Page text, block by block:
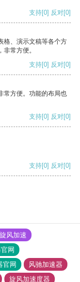
支持[0] 反对[0]
格、演示文稿等各个方
常方便。
支持[0] 反对[0]
常方便。功能的布局也
支持[0] 反对[0]
支持[0] 反对[0]
旋风加速
网
官网
风驰加速器
旋风加速度器